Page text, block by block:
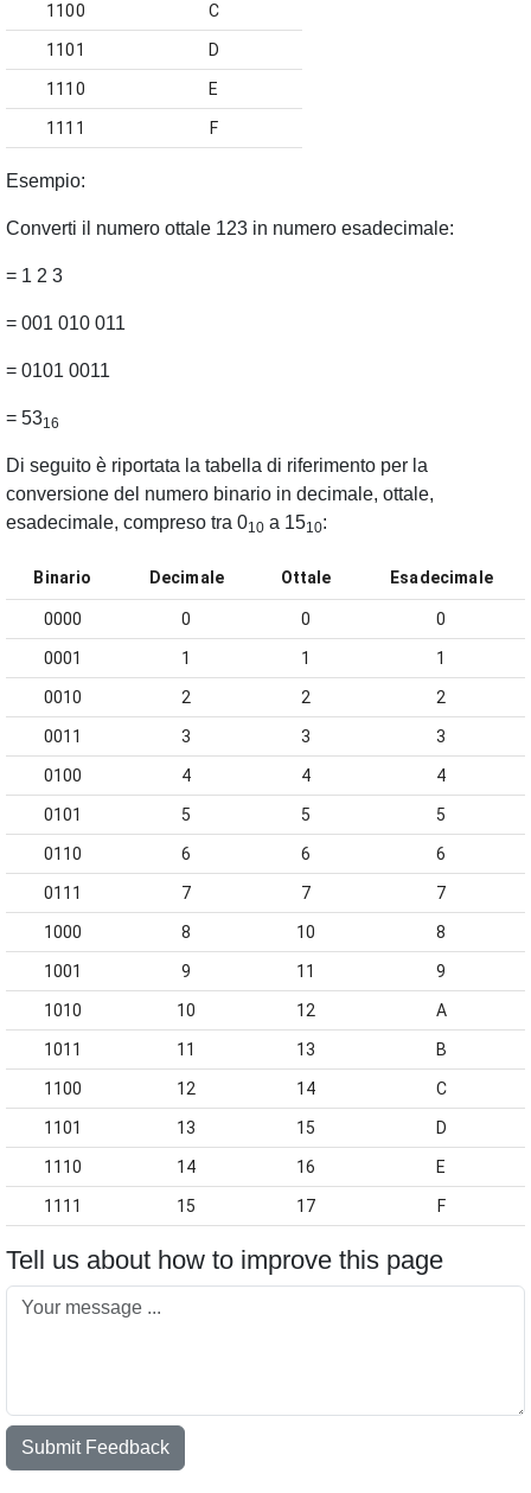
1100 C
1101 D
1110 E
1111 F
Esempio:
Converti il numero ottale 123 in numero esadecimale:
= 1 2 3
= 001 010 011
= 0101 0011
= 5316
Di seguito è riportata la tabella di riferimento per la
conversione del numero binario in decimale, ottale,
esadecimale, compreso tra 010 a 1510:
Binario Decimale Ottale Esadecimale
0000 0 0 0
0001 1 1 1
0010 2 2 2
0011 3 3 3
0100 4 4 4
0101 5 5 5
0110 6 6 6
0111 7 7 7
1000 8 10 8
1001 9 11 9
1010 10 12 A
1011 11 13 B
1100 12 14 C
1101 13 15 D
1110 14 16 E
1111 15 17 F
Tell us about how to improve this page
Submit Feedback